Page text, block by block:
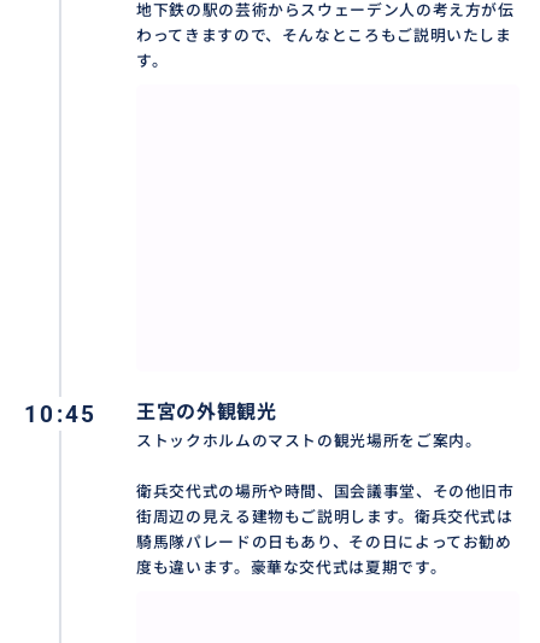
5，6年間フルタイムで旅行会社さんからの団体ツアー
のガイドも担当しておりましたので、色々な場所に出
地下鉄の駅の芸術からスウェーデン人の考え方が伝
わってきますので、そんなところもご説明いたしま
す。
10:45 王宮の外観観光
ストックホルムのマストの観光場所をご案内。
衛兵交代式の場所や時間、国会議事堂、その他旧市
街周辺の見える建物もご説明します。衛兵交代式は
騎馬隊パレードの日もあり、その日によってお勧め
度も違います。豪華な交代式は夏期です。